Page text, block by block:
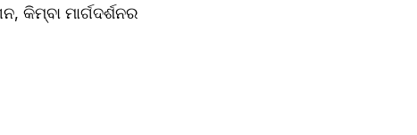
କିମ୍ବା ମାର୍ଗଦର୍ଶନର